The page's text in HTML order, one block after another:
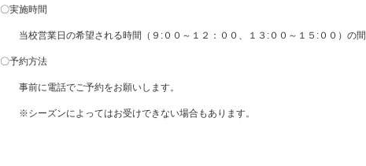
〇実施時間
当校営業日の希望される時間（９:００～１２：００、１３:００～１５:００）の間
〇予約方法
事前に電話でご予約をお願いします。
※シーズンによってはお受けできない場合もあります。